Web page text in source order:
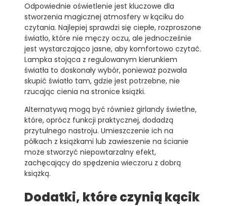
Odpowiednie oświetlenie jest kluczowe dla
stworzenia magicznej atmosfery w kąciku do
czytania. Najlepiej sprawdzi się ciepłe, rozproszone
światło, które nie męczy oczu, ale jednocześnie
jest wystarczająco jasne, aby komfortowo czytać.
Lampka stojąca z regulowanym kierunkiem
światła to doskonały wybór, ponieważ pozwala
skupić światło tam, gdzie jest potrzebne, nie
rzucając cienia na stronice książki.
Alternatywą mogą być również girlandy świetlne,
które, oprócz funkcji praktycznej, dodadzą
przytulnego nastroju. Umieszczenie ich na
półkach z książkami lub zawieszenie na ścianie
może stworzyć niepowtarzalny efekt,
zachęcający do spędzenia wieczoru z dobrą
książką.
Dodatki, które czynią kącik